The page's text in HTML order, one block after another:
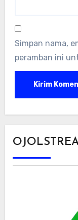
Simpan nama,
peramban ini